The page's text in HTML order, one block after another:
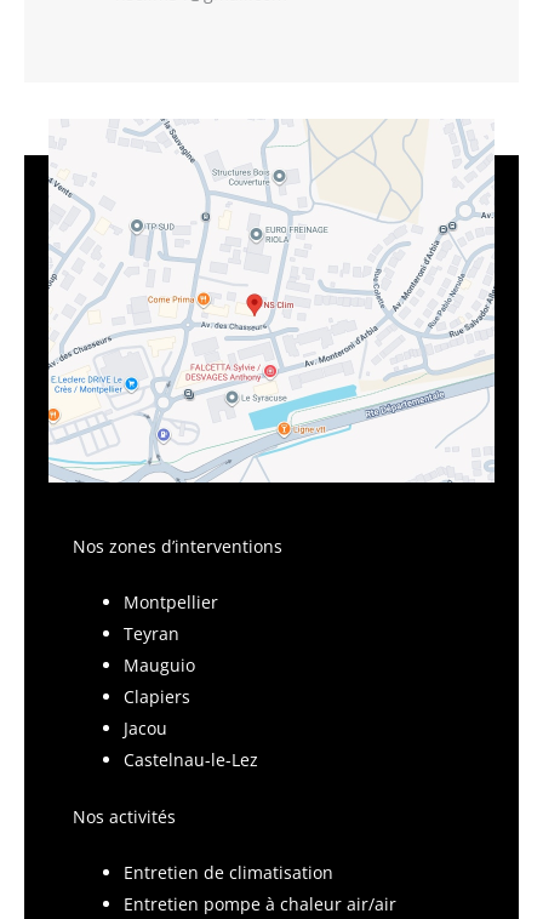
Nos zones d’interventions
Montpellier
Teyran
Mauguio
Clapiers
Jacou
Castelnau-le-Lez
Nos activités
Entretien de climatisation
Entretien pompe à chaleur air/air